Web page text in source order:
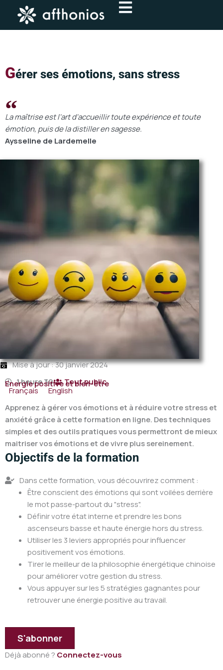
contenu
Gérer ses émotions, sans stress
La maîtrise est l'art d'accueillir toute expérience et toute
émotion, puis de la distiller en sagesse.
Aysseline de Lardemelle
Mise à jour : 30 janvier 2024
1 heure 30
Tout public
Energie positive et bien-être
Français
English
Apprenez à gérer vos émotions et à réduire votre stress et
anxiété grâce à cette formation en ligne. Des techniques
simples et des outils pratiques vous permettront de mieux
maitriser vos émotions et de vivre plus sereinement.
Objectifs de la formation
Dans cette formation, vous découvrirez comment :
Être conscient des émotions qui sont voilées derrière
le mot passe-partout du "stress".
Définir votre état interne et prendre les bons
ascenseurs basse et haute énergie hors du stress.
Utiliser les 3 leviers appropriés pour influencer
positivement vos émotions.
Tirer le meilleur de la philosophie énergétique chinoise
pour améliorer votre gestion du stress.
Vous appuyer sur les 5 stratégies gagnantes pour
retrouver une énergie positive au travail.
S'abonner
Déjà abonné ? Connectez-vous